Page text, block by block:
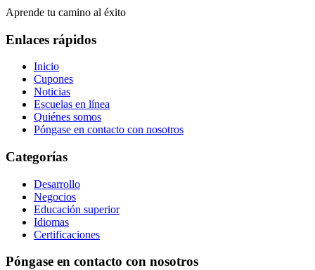
Aprende tu camino al éxito
Enlaces rápidos
Inicio
Cupones
Noticias
Escuelas en línea
Quiénes somos
Póngase en contacto con nosotros
Categorías
Desarrollo
Negocios
Educación superior
Idiomas
Certificaciones
Póngase en contacto con nosotros